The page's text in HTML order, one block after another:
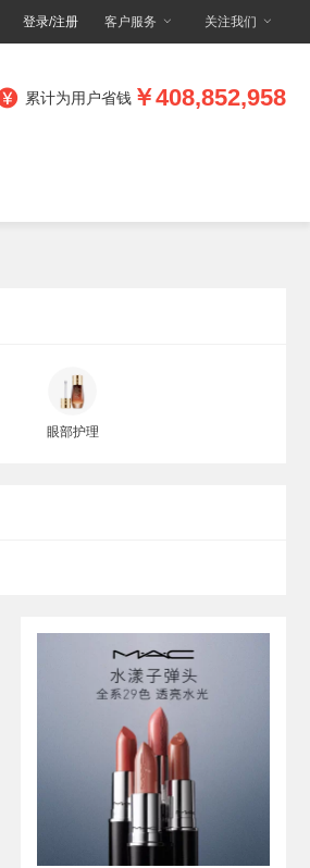
登录/注册 客户服务 关注我们
累计为用户省钱 ￥408,852,958
眼部护理